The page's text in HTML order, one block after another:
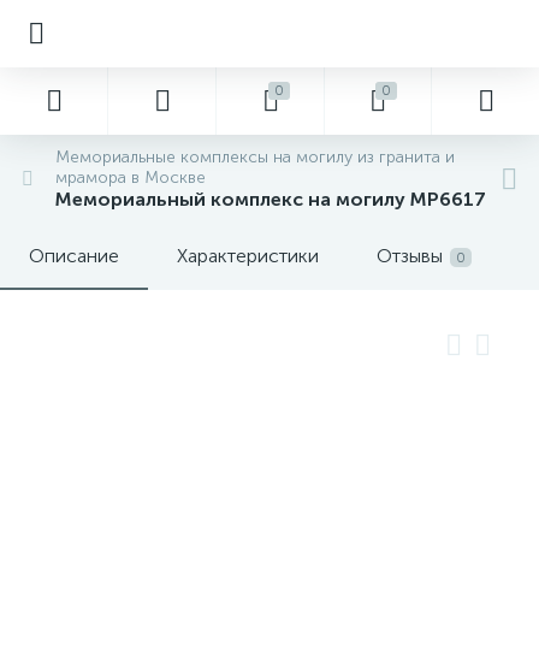
0 0
Мемориальные комплексы на могилу из гранита и
мрамора в Москве
Мемориальный комплекс на могилу MP6617
Описание Характеристики Отзывы 0